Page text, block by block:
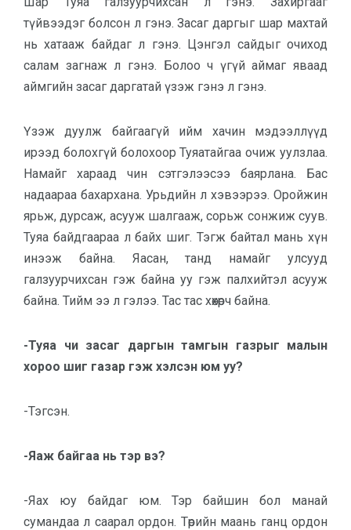
түйвээдэг болсон л гэнэ. Засаг даргыг шар махтай
нь хатааж байдаг л гэнэ. Цэнгэл сайдыг очиход
салам загнаж л гэнэ. Болоо ч үгүй аймаг яваад
аймгийн засаг даргатай үзэж гэнэ л гэнэ.
Үзэж дуулж байгаагүй ийм хачин мэдээллүүд
ирээд болохгүй болохоор Туяатайгаа очиж уулзлаа.
Намайг хараад чин сэтгэлээсээ баярлана. Бас
надаараа бахархана. Урьдийн л хэвээрээ. Оройжин
ярьж, дурсаж, асууж шалгааж, сорьж сонжиж суув.
Туяа байдгаараа л байх шиг. Тэгж байтал мань хүн
инээж байна. Яасан, танд намайг улсууд
галзуурчихсан гэж байна уу гэж палхийтэл асууж
байна. Тийм ээ л гэлээ. Тас тас хөхөрч байна.
-Туяа чи засаг даргын тамгын газрыг малын
хороо шиг газар гэж хэлсэн юм уу?
-Тэгсэн.
-Яаж байгаа нь тэр вэ?
-Яах юу байдаг юм. Тэр байшин бол манай
сумандаа л саарал ордон. Төрийн маань ганц ордон